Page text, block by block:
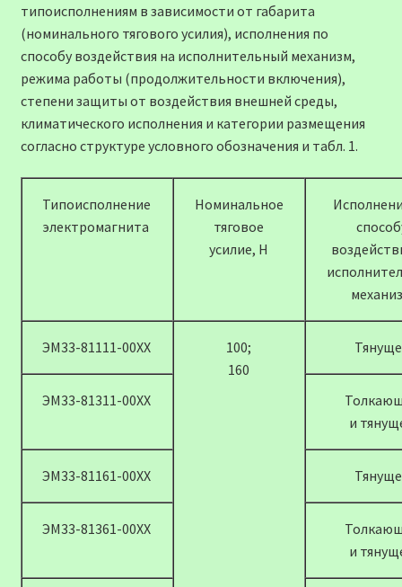
типоисполнениям в зависимости от габарита
(номинального тягового усилия), исполнения по
способу воздействия на исполнительный механизм,
режима работы (продолжительности включения),
степени защиты от воздействия внешней среды,
климатического исполнения и категории размещения
согласно структуре условного обозначения и табл. 1.
Типоисполнение
электромагнита
Номинальное
тяговое
усилие, Н
ЭМ33-81111-00ХХ
100;
160
ЭМ33-81311-00ХХ
и
ЭМ33-81161-00ХХ
ЭМ33-81361-00ХХ
и